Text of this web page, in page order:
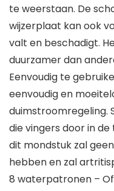
te weerstaan. De
wijzerplaat kan ook
valt en beschadigt.
duurzamer dan
Eenvoudig te
eenvoudig en
duimstroomregeling.
die vingers door in
dit mondstuk zal
hebben en zal
8 waterpatronen –